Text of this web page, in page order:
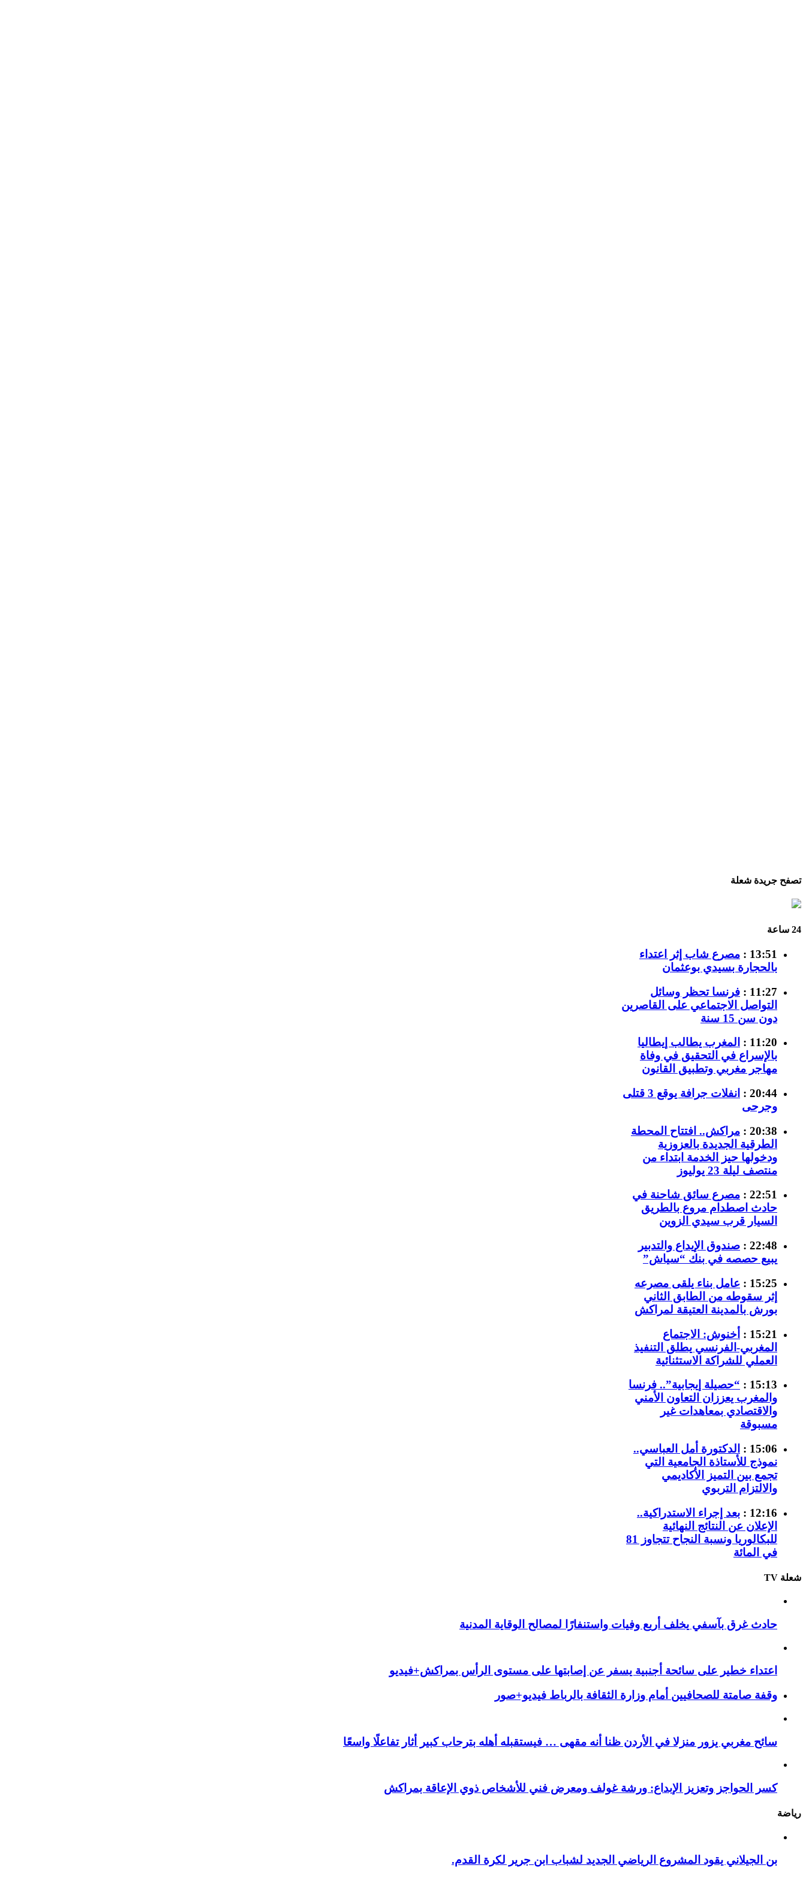
تصفح جريدة شعلة
24 ساعة
13:51 :
مصرع شاب إثر اعتداء
بالحجارة بسيدي بوعثمان
11:27 :
فرنسا تحظر وسائل
التواصل الاجتماعي على القاصرين
دون سن 15 سنة
11:20 :
المغرب يطالب إيطاليا
بالإسراع في التحقيق في وفاة
مهاجر مغربي وتطبيق القانون
20:44 :
انفلات جرافة يوقع 3 قتلى
وجرحى
20:38 :
مراكش.. افتتاح المحطة
الطرقية الجديدة بالعزوزية
ودخولها حيز الخدمة ابتداء من
منتصف ليلة 23 يوليوز
22:51 :
مصرع سائق شاحنة في
حادث اصطدام مروع بالطريق
السيار قرب سيدي الزوين
22:48 :
صندوق الإيداع والتدبير
يبيع حصصه في بنك “سياش”
15:25 :
عامل بناء يلقى مصرعه
إثر سقوطه من الطابق الثاني
بورش بالمدينة العتيقة لمراكش
15:21 :
أخنوش: الاجتماع
المغربي-الفرنسي يطلق التنفيذ
العملي للشراكة الاستثنائية
15:13 :
“حصيلة إيجابية”.. فرنسا
والمغرب يعززان التعاون الأمني
والاقتصادي بمعاهدات غير
مسبوقة
15:06 :
الدكتورة أمل العباسي..
نموذج للأستاذة الجامعية التي
تجمع بين التميز الأكاديمي
والالتزام التربوي
12:16 :
بعد إجراء الاستدراكية..
الإعلان عن النتائج النهائية
للبكالوريا ونسبة النجاح تتجاوز 81
في المائة
شعلة TV
حادث غرق بآسفي يخلف أربع وفيات واستنفارًا لمصالح الوقاية المدنية
اعتداء خطير على سائحة أجنبية يسفر عن إصابتها على مستوى الرأس بمراكش+فيديو
وقفة صامتة للصحافيين أمام وزارة الثقافة بالرباط فيديو+صور
سائح مغربي يزور منزلا في الأردن ظنا أنه مقهى … فيستقبله أهله بترحاب كبير أثار تفاعلًا واسعًا
كسر الحواجز وتعزيز الإبداع: ورشة غولف ومعرض فني للأشخاص ذوي الإعاقة بمراكش
رياضة
بن الجيلاني يقود المشروع الرياضي الجديد لشباب ابن جرير لكرة القدم.